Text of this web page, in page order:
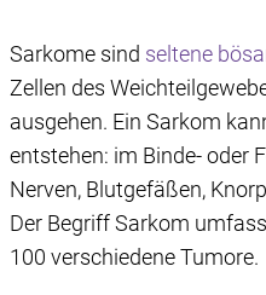
Sarkome sind seltene
Zellen des
ausgehen. Ein Sarkom
entstehen: im Binde- oder
Nerven, Blutgefäßen,
Der Begriff Sarkom
100 verschiedene Tumore.